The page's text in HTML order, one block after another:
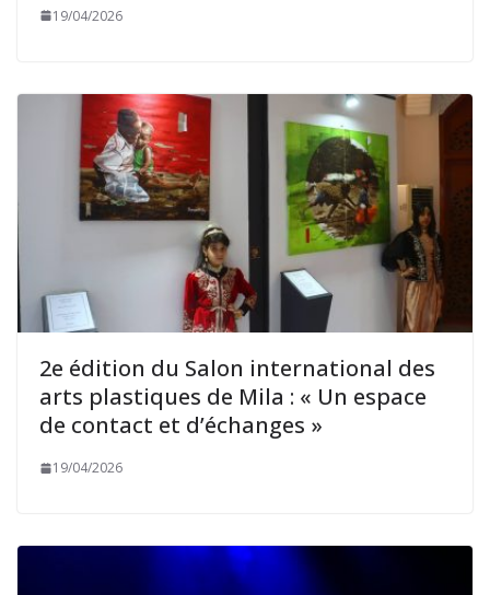
19/04/2026
2e édition du Salon international des
arts plastiques de Mila : « Un espace
de contact et d’échanges »
19/04/2026